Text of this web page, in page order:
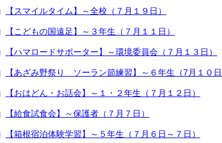
【スマイルタイム】～全校（７月１９日）
【こどもの国遠足】～３年生（７月１１日）
【ハマロードサポーター】～環境委員会（７月１３日）
【あざみ野祭り ソーラン節練習】～６年生（7月１０日
【おはどん・お話会】～１・２年生（７月１２日）
【給食試食会】～保護者（７月７日）
【箱根宿泊体験学習】～５年生（７月６日～７日）